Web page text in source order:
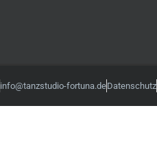
info@tanzstudio-fortuna.deDatenschutz